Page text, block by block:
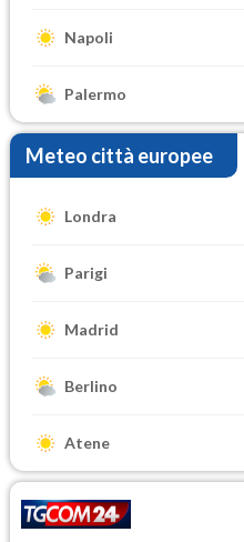
Napoli
Palermo
Meteo città europee
Londra
Parigi
Madrid
Berlino
Atene